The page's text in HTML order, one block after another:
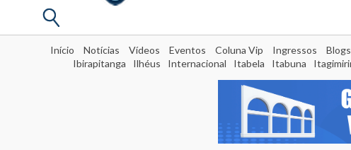
Início Notícias Vídeos Eventos Coluna Vip Ingressos Blogs
Ibirapitanga
Ilhéus Internacional Itabela Itabuna